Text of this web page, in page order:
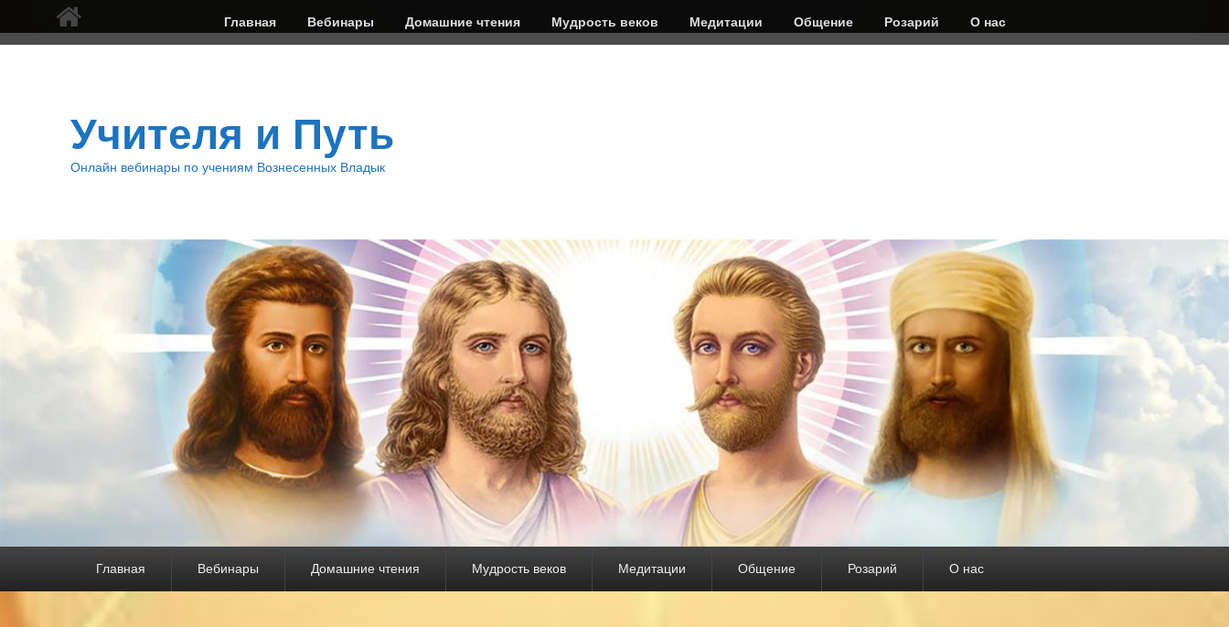
Верхнее
меню
Главная Вебинары Домашние чтения Мудрость веков Медитации Общение Розарий О нас
Учителя и Путь
Онлайн вебинары по учениям Вознесенных Владык
Главная Вебинары Домашние чтения Мудрость веков Медитации Общение Розарий О нас